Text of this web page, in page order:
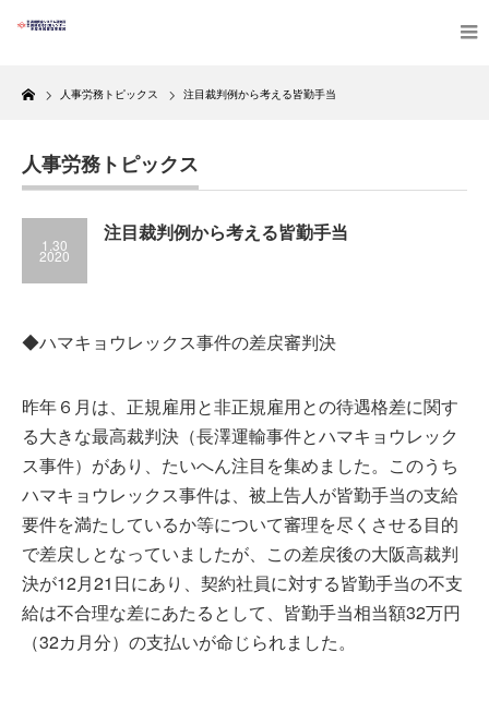
Home
人事労務トピックス 注目裁判例から考える皆勤手当
人事労務トピックス
1.30
2020
注目裁判例から考える皆勤手当
◆ハマキョウレックス事件の差戻審判決
昨年６月は、正規雇用と非正規雇用との待遇格差に関す
る大きな最高裁判決（長澤運輸事件とハマキョウレック
ス事件）があり、たいへん注目を集めました。このうち
ハマキョウレックス事件は、被上告人が皆勤手当の支給
要件を満たしているか等について審理を尽くさせる目的
で差戻しとなっていましたが、この差戻後の大阪高裁判
決が12月21日にあり、契約社員に対する皆勤手当の不支
給は不合理な差にあたるとして、皆勤手当相当額32万円
（32カ月分）の支払いが命じられました。